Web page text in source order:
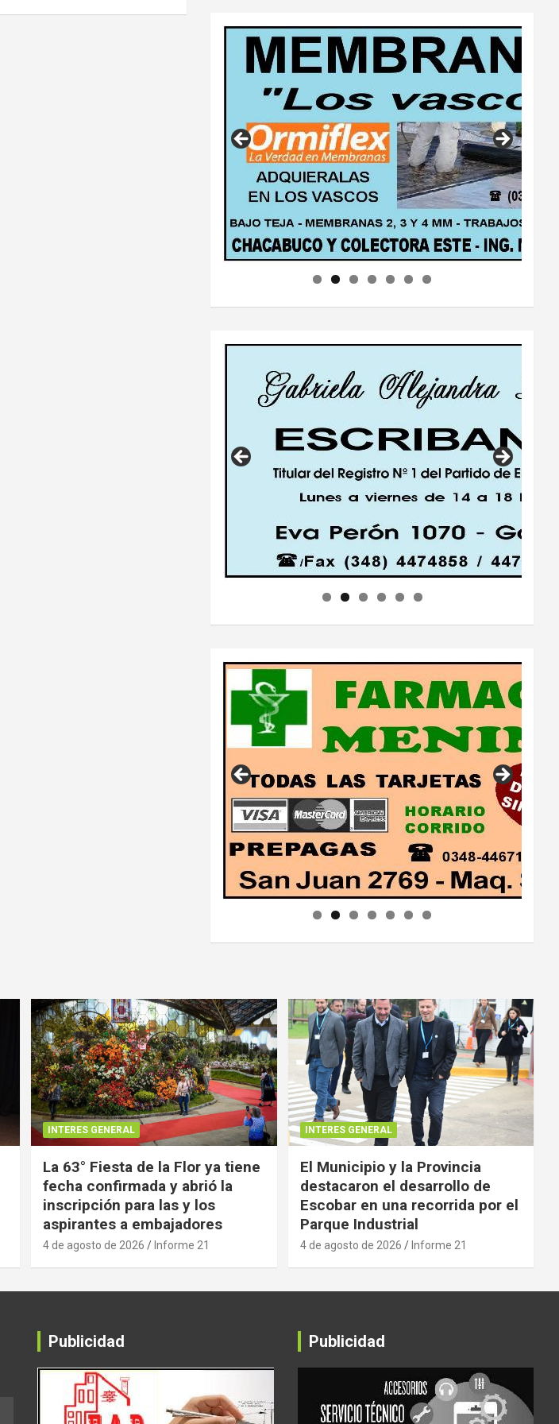
INTERES GENERAL
La 63° Fiesta de la Flor ya tiene
fecha confirmada y abrió la
inscripción para las y los
aspirantes a embajadores
4 de agosto de 2026 Informe 21
INTERES GENERAL
El Municipio y la Provincia
destacaron el desarrollo de
Escobar en una recorrida por el
Parque Industrial
4 de agosto de 2026 Informe 21
Publicidad Publicidad